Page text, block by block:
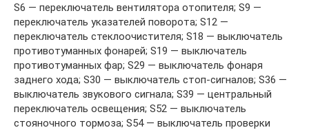
S6 — переключатель вентилятора отопителя; S9 —
переключатель указателей поворота; S12 —
переключатель стеклоочистителя; S18 — выключатель
противотуманных фонарей; S19 — выключатель
противотуманных фар; S29 — выключатель фонаря
заднего хода; S30 — выключатель стоп-сигналов; S36 —
выключатель звукового сигнала; S39 — центральный
переключатель освещения; S52 — выключатель
стояночного тормоза; S54 — выключатель проверки